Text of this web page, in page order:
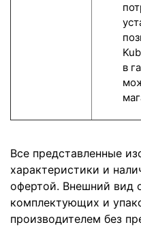
в
Все представленные
характеристики и
офертой. Внешний вид
комплектующих и
производителем без